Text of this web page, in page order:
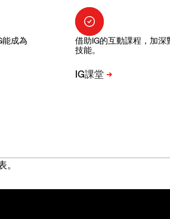
能成為
借助IG的互動課程，加
技能。